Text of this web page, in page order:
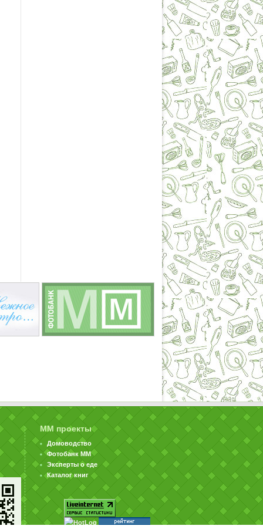
ММ проекты
Домоводство
Фотобанк ММ
Эксперты о еде
Каталог книг